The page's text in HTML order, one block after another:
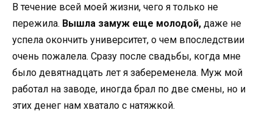
В течение всей моей жизни, чего я только не
пережила. Вышла замуж еще молодой, даже не
успела окончить университет, о чем впоследствии
очень пожалела. Сразу после свадьбы, когда мне
было девятнадцать лет я забеременела. Муж мой
работал на заводе, иногда брал по две смены, но и
этих денег нам хватало с натяжкой.